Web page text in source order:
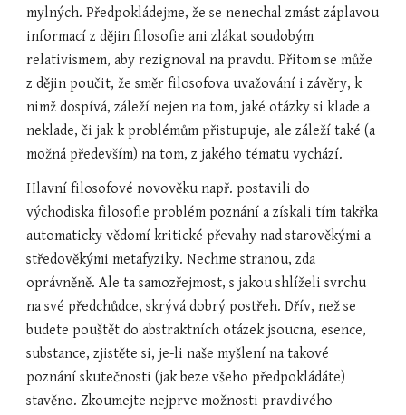
mylných. Předpokládejme, že se nenechal zmást záplavou
informací z dějin filosofie ani zlákat soudobým
relativismem, aby rezignoval na pravdu. Přitom se může
z dějin poučit, že směr filosofova uvažování i závěry, k
nimž dospívá, záleží nejen na tom, jaké otázky si klade a
neklade, či jak k problémům přistupuje, ale záleží také (a
možná především) na tom, z jakého tématu vychází.
Hlavní filosofové novověku např. postavili do
východiska filosofie problém poznání a získali tím takřka
automaticky vědomí kritické převahy nad starověkými a
středověkými metafyziky. Nechme stranou, zda
oprávněně. Ale ta samozřejmost, s jakou shlíželi svrchu
na své předchůdce, skrývá dobrý postřeh. Dřív, než se
budete pouštět do abstraktních otázek jsoucna, esence,
substance, zjistěte si, je-li naše myšlení na takové
poznání skutečnosti (jak beze všeho předpokládáte)
stavěno. Zkoumejte nejprve možnosti pravdivého